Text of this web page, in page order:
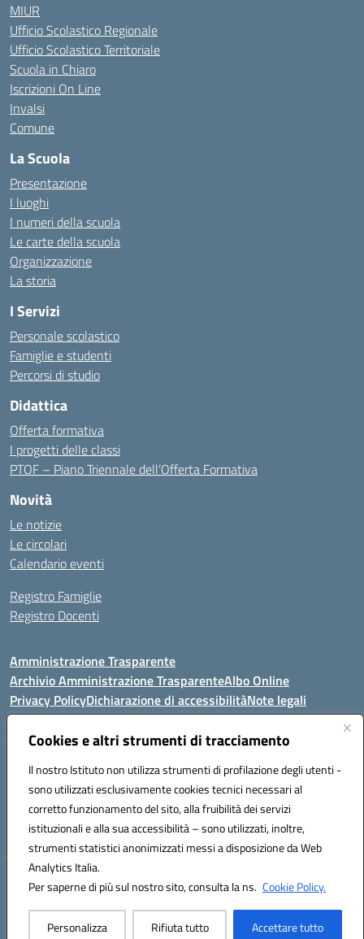
Cookies e altri strumenti di tracciamento
Il nostro Istituto non utilizza strumenti di profilazione degli utenti -
sono utilizzati esclusivamente cookies tecnici necessari al
corretto funzionamento del sito, alla fruibilità dei servizi
istituzionali e alla sua accessibilità – sono utilizzati, inoltre,
strumenti statistici anonimizzati messi a disposizione da Web
Analytics Italia.
Per saperne di più sul nostro sito, consulta la ns. Cookie Policy.
Personalizza Rifiuta tutto Accettare tutto
MIUR
Ufficio Scolastico Regionale
Ufficio Scolastico Territoriale
Scuola in Chiaro
Iscrizioni On Line
Invalsi
Comune
La Scuola
Presentazione
I luoghi
I numeri della scuola
Le carte della scuola
Organizzazione
La storia
I Servizi
Personale scolastico
Famiglie e studenti
Percorsi di studio
Didattica
Offerta formativa
I progetti delle classi
PTOF – Piano Triennale dell’Offerta Formativa
Novità
Le notizie
Le circolari
Calendario eventi
Registro Famiglie
Registro Docenti
Amministrazione Trasparente
Archivio Amministrazione TrasparenteAlbo Online
Privacy PolicyDichiarazione di accessibilitàNote legali
Istituto Comprensivo Statale
Via Cupa Campanariello, 5 - 80059, Torre del Greco (NA)
Tel. +39 0818834377 - Fax +39 0818834377 - Cod.Fisc. 95170530638
Email: naic8df00a@istruzione.it - PEC: naic8df00a@pec.istruzione.it
Hosting & Powered by 3D Solution S.r.l.
Concept & Design by Designers Italia